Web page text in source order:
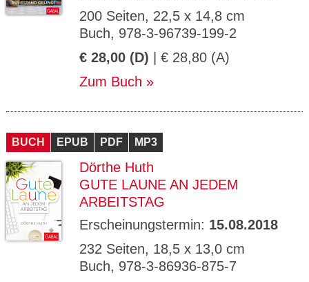
200 Seiten, 22,5 x 14,8 cm
Buch, 978-3-96739-199-2
€ 28,00 (D) | € 28,80 (A)
Zum Buch
BUCH EPUB PDF MP3
Dörthe Huth
GUTE LAUNE AN JEDEM
ARBEITSTAG
Erscheinungstermin: 15.08.2018
232 Seiten, 18,5 x 13,0 cm
Buch, 978-3-86936-875-7